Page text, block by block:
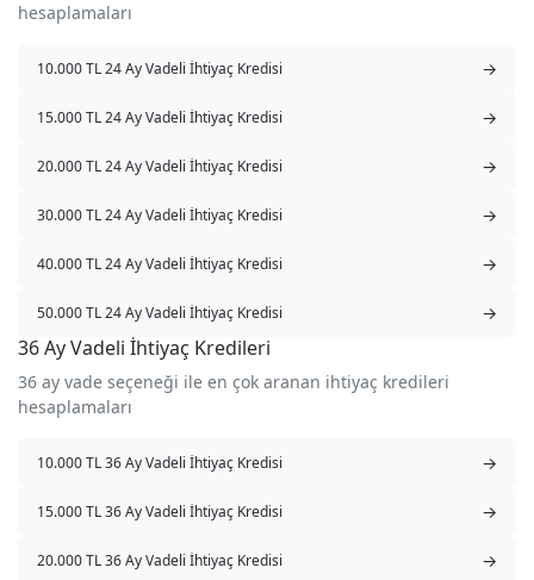
hesaplamaları
10.000 TL 24 Ay Vadeli İhtiyaç Kredisi →
15.000 TL 24 Ay Vadeli İhtiyaç Kredisi →
20.000 TL 24 Ay Vadeli İhtiyaç Kredisi →
30.000 TL 24 Ay Vadeli İhtiyaç Kredisi →
40.000 TL 24 Ay Vadeli İhtiyaç Kredisi →
50.000 TL 24 Ay Vadeli İhtiyaç Kredisi →
36 Ay Vadeli İhtiyaç Kredileri
36 ay vade seçeneği ile en çok aranan ihtiyaç kredileri
hesaplamaları
10.000 TL 36 Ay Vadeli İhtiyaç Kredisi →
15.000 TL 36 Ay Vadeli İhtiyaç Kredisi →
20.000 TL 36 Ay Vadeli İhtiyaç Kredisi →